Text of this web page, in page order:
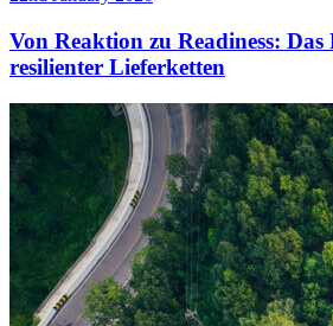
Von Reaktion zu Readiness:
resilienter Lieferketten